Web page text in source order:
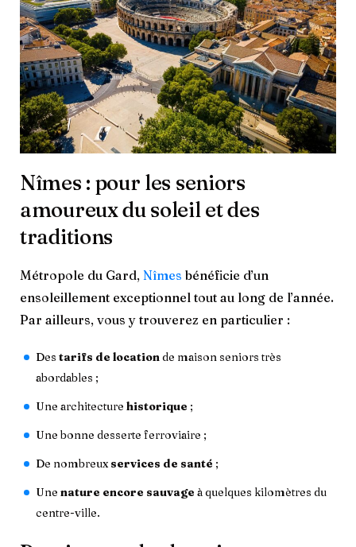
Nîmes : pour les seniors
amoureux du soleil et des
traditions
Métropole du Gard, Nîmes bénéficie d’un
ensoleillement exceptionnel tout au long de l’année.
Par ailleurs, vous y trouverez en particulier :
Des tarifs de locationde maison seniors très
abordables ;
Une architecture historique ;
Une bonne desserte ferroviaire ;
De nombreux services de santé ;
Une nature encore sauvage à quelques kilomètres du
centre-ville.